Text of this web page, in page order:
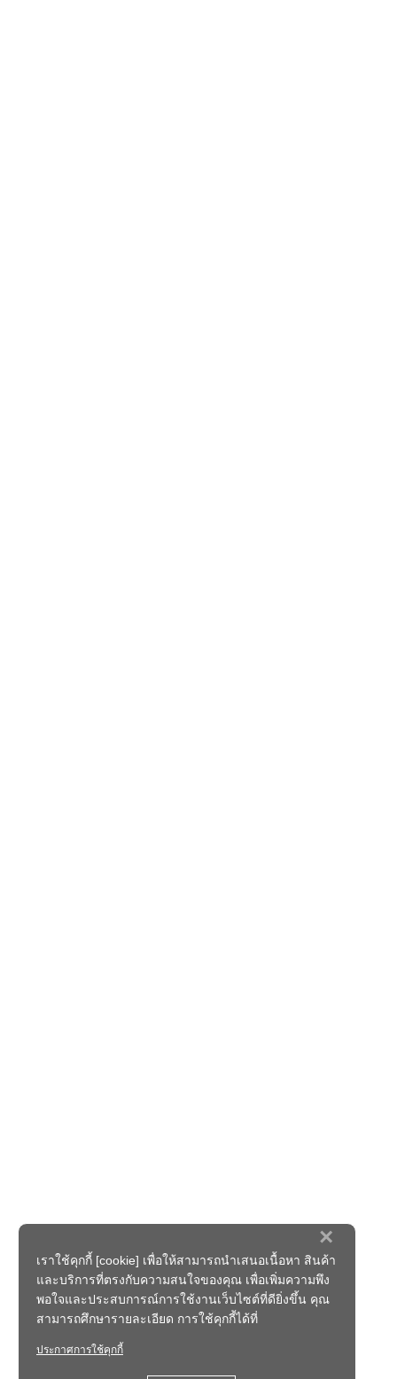
×
เราใช้คุกกี้ [cookie] เพื่อให้สามารถนำเสนอเนื้อหา สินค้า
และบริการที่ตรงกับความสนใจของคุณ เพื่อเพิ่มความพึง
พอใจและประสบการณ์การใช้งานเว็บไซต์ที่ดียิ่งขึ้น คุณ
สามารถศึกษารายละเอียด การใช้คุกกี้ได้ที่
ประกาศการใช้คุกกี้